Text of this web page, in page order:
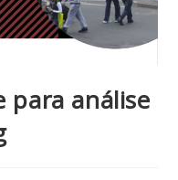
para análise